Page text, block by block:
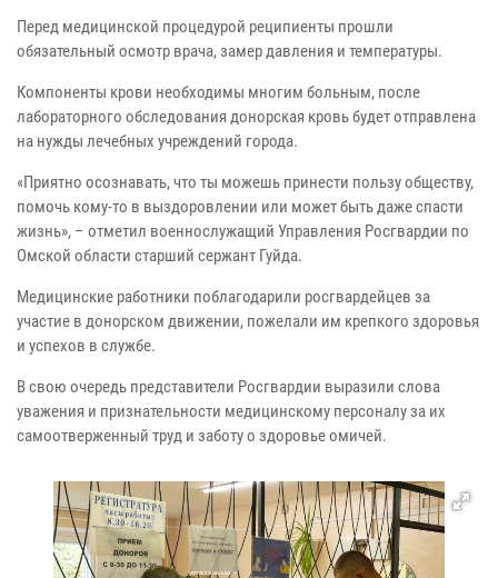
Перед медицинской процедурой реципиенты прошли
обязательный осмотр врача, замер давления и температуры.
Компоненты крови необходимы многим больным, после
лабораторного обследования донорская кровь будет отправлена
на нужды лечебных учреждений города.
«Приятно осознавать, что ты можешь принести пользу обществу,
помочь кому-то в выздоровлении или может быть даже спасти
жизнь», – отметил военнослужащий Управления Росгвардии по
Омской области старший сержант Гуйда.
Медицинские работники поблагодарили росгвардейцев за
участие в донорском движении, пожелали им крепкого здоровья
и успехов в службе.
В свою очередь представители Росгвардии выразили слова
уважения и признательности медицинскому персоналу за их
самоотверженный труд и заботу о здоровье омичей.